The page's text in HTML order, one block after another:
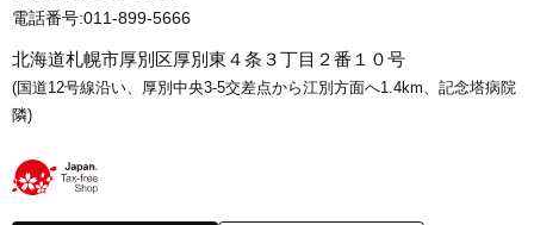
電話番号:011-899-5666
北海道札幌市厚別区厚別東４条３丁目２番１０号
(国道12号線沿い、厚別中央3-5交差点から江別方面へ1.4km、記念塔病院
隣)